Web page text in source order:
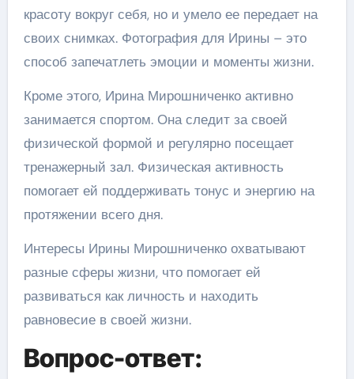
красоту вокруг себя, но и умело ее передает на
своих снимках. Фотография для Ирины – это
способ запечатлеть эмоции и моменты жизни.
Кроме этого, Ирина Мирошниченко активно
занимается спортом. Она следит за своей
физической формой и регулярно посещает
тренажерный зал. Физическая активность
помогает ей поддерживать тонус и энергию на
протяжении всего дня.
Интересы Ирины Мирошниченко охватывают
разные сферы жизни, что помогает ей
развиваться как личность и находить
равновесие в своей жизни.
Вопрос-ответ: